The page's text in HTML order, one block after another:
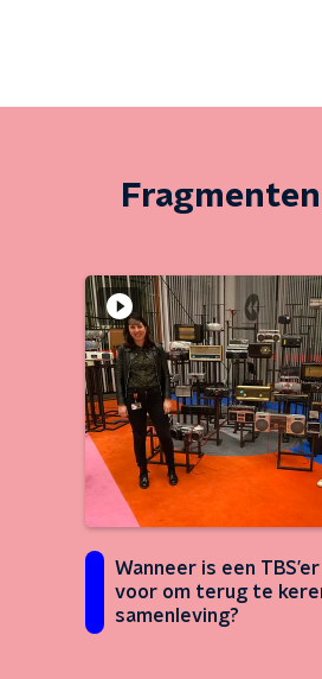
Wanneer is een
voor om terug te
samenleving?